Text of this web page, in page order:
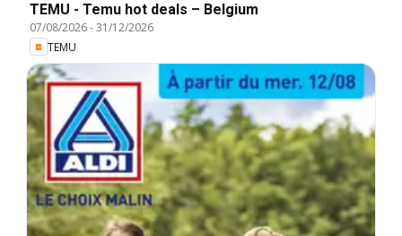
TEMU - Temu hot deals – Belgium
07/08/2026-31/12/2026
TEMU